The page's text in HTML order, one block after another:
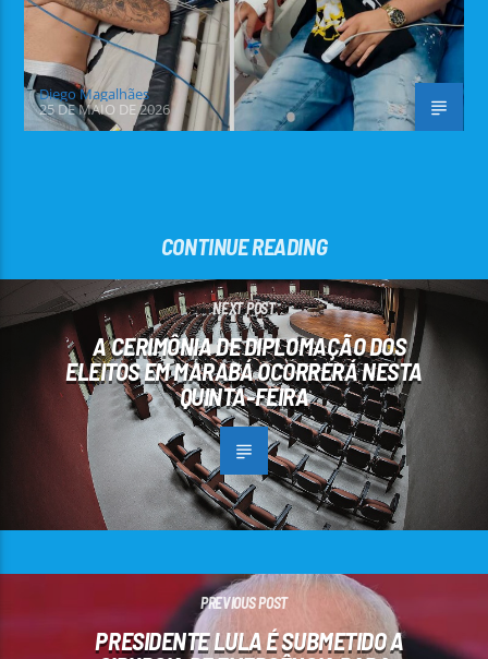
Diego Magalhães
25 DE MAIO DE 2026
CONTINUE READING
NEXT POST
A CERIMÔNIA DE DIPLOMAÇÃO DOS
ELEITOS EM MARABÁ OCORRERÁ NESTA
QUINTA-FEIRA
PREVIOUS POST
PRESIDENTE LULA É SUBMETIDO A